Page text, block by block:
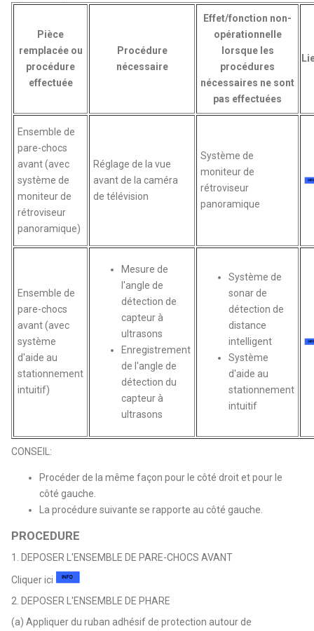
Pièce
remplacée ou
procédure
effectuée
Procédure
nécessaire
Effet/fonction non-
opérationnelle
lorsque les
procédures
nécessaires ne sont
pas effectuées
Ensemble de
pare-chocs
avant (avec
système de
moniteur de
rétroviseur
panoramique)
Réglage de la vue
avant de la caméra
de télévision
Système de
moniteur de
rétroviseur
panoramique
Ensemble de
pare-chocs
avant (avec
système
d'aide au
stationnement
intuitif)
Mesure de
l'angle de
détection de
capteur à
ultrasons
Enregistrement
de l'angle de
détection du
capteur à
ultrasons
Système de
sonar de
détection de
distance
intelligent
Système
d'aide au
stationnement
intuitif
CONSEIL:
Procéder de la même façon pour le côté droit et pour le
côté gauche.
La procédure suivante se rapporte au côté gauche.
PROCEDURE
1. DEPOSER L'ENSEMBLE DE PARE-CHOCS AVANT
Cliquer ici
2. DEPOSER L'ENSEMBLE DE PHARE
(a) Appliquer du ruban adhésif de protection autour de